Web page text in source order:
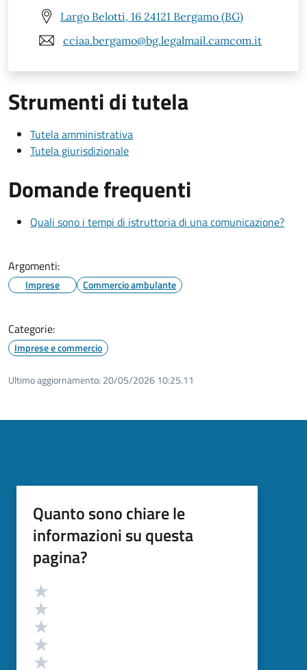
Largo Belotti, 16 24121 Bergamo (BG)
cciaa.bergamo@bg.legalmail.camcom.it
Strumenti di tutela
Tutela amministrativa
Tutela giurisdizionale
Domande frequenti
Quali sono i tempi di istruttoria di una comunicazione?
Argomenti:
Imprese Commercio ambulante
Categorie:
Imprese e commercio
Ultimo aggiornamento: 20/05/2026 10:25.11
Quanto sono chiare le
informazioni su questa
pagina?
Valutazione